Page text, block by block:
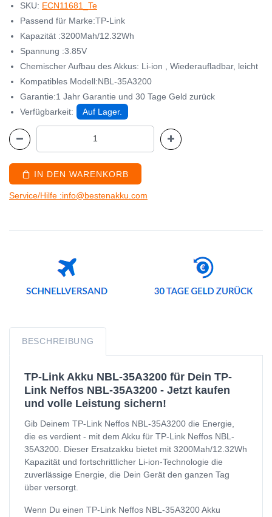
SKU: ECN11681_Te
Passend für Marke:TP-Link
Kapazität :3200Mah/12.32Wh
Spannung :3.85V
Chemischer Aufbau des Akkus: Li-ion , Wiederaufladbar, leicht
Kompatibles Modell:NBL-35A3200
Garantie:1 Jahr Garantie und 30 Tage Geld zurück
Verfügbarkeit:
Auf Lager.
IN DEN WARENKORB
Service/Hilfe :info@bestenakku.com
BESCHREIBUNG
TP-Link Akku NBL-35A3200 für Dein TP-
Link Neffos NBL-35A3200 - Jetzt kaufen
und volle Leistung sichern!
Gib Deinem TP-Link Neffos NBL-35A3200 die Energie,
die es verdient - mit dem Akku für TP-Link Neffos NBL-
35A3200. Dieser Ersatzakku bietet mit 3200Mah/12.32Wh
Kapazität und fortschrittlicher Li-ion-Technologie die
zuverlässige Energie, die Dein Gerät den ganzen Tag
über versorgt.
Wenn Du einen TP-Link Neffos NBL-35A3200 Akku